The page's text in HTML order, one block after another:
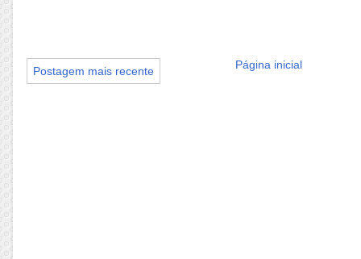
Postagem mais recente Página inicial